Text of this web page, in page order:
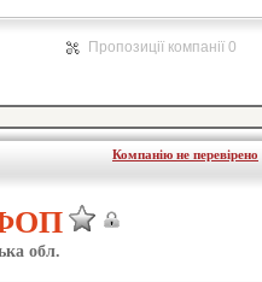
Пропозиції компанії 0
Компанію не перевірено
обл.